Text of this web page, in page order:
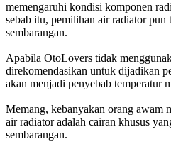
memengaruhi kondisi komponen
sebab itu, pemilihan air radiator pun
sembarangan.
Apabila OtoLovers tidak
direkomendasikan untuk dijadikan
akan menjadi penyebab temperatur
Memang, kebanyakan orang awam
air radiator adalah cairan khusus
sembarangan.